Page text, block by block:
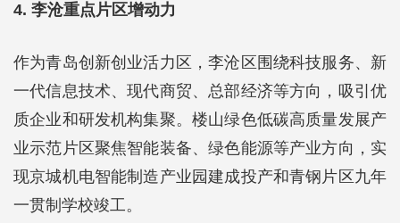
4. 李沧重点片区增动力
作为青岛创新创业活力区，李沧区围绕科技服务、新
一代信息技术、现代商贸、总部经济等方向，吸引优
质企业和研发机构集聚。楼山绿色低碳高质量发展产
业示范片区聚焦智能装备、绿色能源等产业方向，实
现京城机电智能制造产业园建成投产和青钢片区九年
一贯制学校竣工。